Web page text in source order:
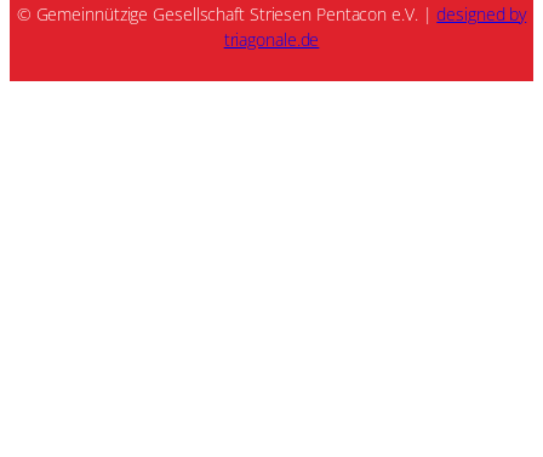
© Gemeinnützige Gesellschaft Striesen Pentacon e.V. |designed by
triagonale.de